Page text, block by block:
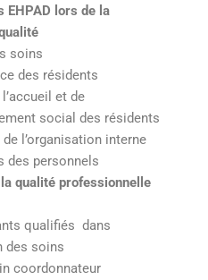
EHPAD lors de la
soins
des résidents
et de
social des résidents
l’organisation interne
des personnels
qualité professionnelle
qualifiés dans
des soins
coordonnateur